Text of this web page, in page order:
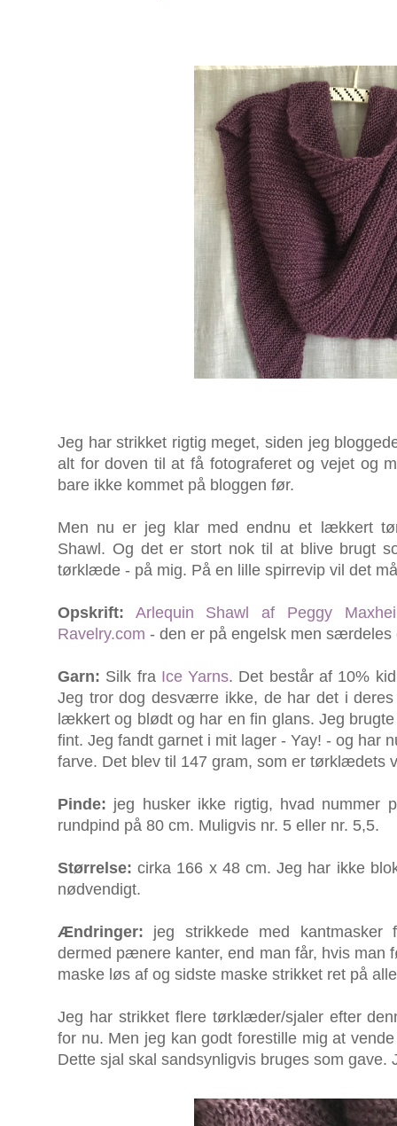
Jeg har strikket rigtig meget, siden jeg
alt for doven til at få fotograferet og vejet og
bare ikke kommet på bloggen før.
Men nu er jeg klar med endnu et lækkert
Shawl. Og det er stort nok til at blive brugt
tørklæde - på mig. På en lille spirrevip vil det
Opskrift:
Arlequin Shawl af Peggy
Ravelry.com - den er på engelsk men
Garn: Silk fra Ice Yarns. Det består af 10%
Jeg tror dog desværre ikke, de har det i
lækkert og blødt og har en fin glans. Jeg
fint. Jeg fandt garnet i mit lager - Yay! - og har
farve. Det blev til 147 gram, som er tørklædets
Pinde: jeg husker ikke rigtig, hvad nummer
rundpind på 80 cm. Muligvis nr. 5 eller nr. 5,5.
Størrelse: cirka 166 x 48 cm. Jeg har ikke
nødvendigt.
Ændringer: jeg strikkede med
dermed pænere kanter, end man får, hvis man
maske løs af og sidste maske strikket ret på
Jeg har strikket flere tørklæder/sjaler efter
for nu. Men jeg kan godt forestille mig at
Dette sjal skal sandsynligvis bruges som gave.